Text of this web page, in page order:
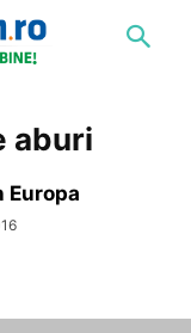
aburi
Europa